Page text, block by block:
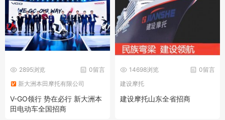
0留言
2895浏览
新大洲本田摩托有限公司
V-GO领行 势在必行 新大洲本
田电动车全国招商
0留言
14698浏览
建设摩托
建设摩托山东全省招商